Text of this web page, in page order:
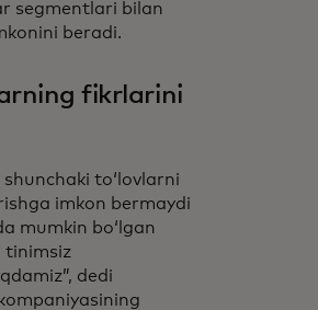
segmentlari bilan
beradi.
fikrlarini
toʻlovlarni
imkon bermaydi
mumkin boʻlgan
tinimsiz
dedi